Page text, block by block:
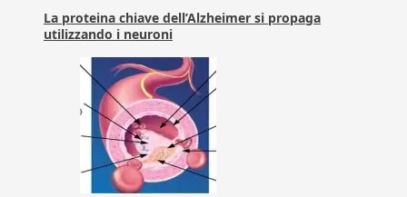
La proteina chiave dell’Alzheimer si propaga
utilizzando i neuroni